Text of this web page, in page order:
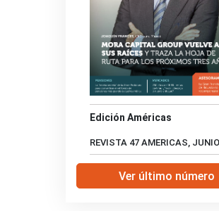
Edición Américas
REVISTA 47 AMERICAS,
Ver último número